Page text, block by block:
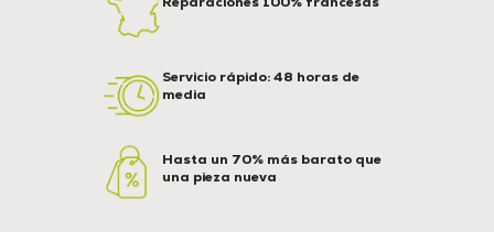
Servicio rápido: 48 horas de
media
Hasta un 70% más barato que
una pieza nueva